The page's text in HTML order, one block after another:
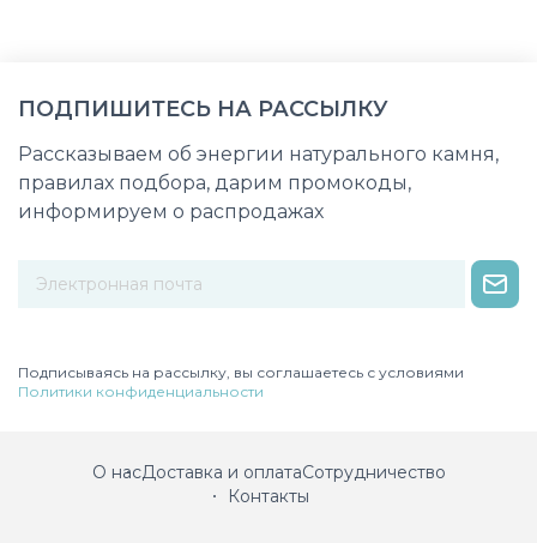
ПОДПИШИТЕСЬ НА РАССЫЛКУ
Рассказываем об энергии натурального камня,
правилах подбора, дарим промокоды,
информируем о распродажах
Подписываясь на рассылку, вы соглашаетесь с условиями
Политики конфиденциальности
О насДоставка и оплатаСотрудничество
Контакты